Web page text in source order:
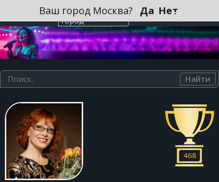
Выберите
город
Ваш город Москва? Да Нет
Найти
468